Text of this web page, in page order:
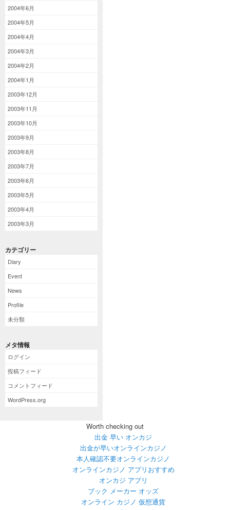
2004年6月
2004年5月
2004年4月
2004年3月
2004年2月
2004年1月
2003年12月
2003年11月
2003年10月
2003年9月
2003年8月
2003年7月
2003年6月
2003年5月
2003年4月
2003年3月
カテゴリー
Diary
Event
News
Profile
未分類
メタ情報
ログイン
投稿フィード
コメントフィード
WordPress.org
Worth checking out
出金 早い オンカジ
出金が早いオンラインカジノ
本人確認不要オンラインカジノ
オンラインカジノ アプリおすすめ
オンカジ アプリ
ブック メーカー オッズ
オンライン カジノ 仮想通貨